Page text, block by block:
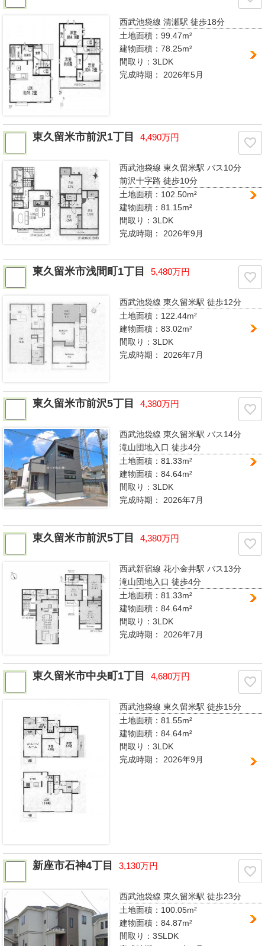
西武池袋線 清瀬駅徒歩18分
土地面積：99.47m²
建物面積：78.25m²
間取り：3LDK
完成時期： 2026年5月
東久留米市前沢1丁目 4,490万円
西武池袋線 東久留米駅バス10分
前沢十字路 徒歩10分
土地面積：102.50m²
建物面積：81.15m²
間取り：3LDK
完成時期： 2026年9月
東久留米市浅間町1丁目 5,480万円
西武池袋線 東久留米駅徒歩12分
土地面積：122.44m²
建物面積：83.02m²
間取り：3LDK
完成時期： 2026年7月
東久留米市前沢5丁目 4,380万円
西武池袋線 東久留米駅バス14分
滝山団地入口 徒歩4分
土地面積：81.33m²
建物面積：84.64m²
間取り：3LDK
完成時期： 2026年7月
東久留米市前沢5丁目 4,380万円
西武新宿線 花小金井駅バス13分
滝山団地入口 徒歩4分
土地面積：81.33m²
建物面積：84.64m²
間取り：3LDK
完成時期： 2026年7月
東久留米市中央町1丁目 4,680万円
西武池袋線 東久留米駅徒歩15分
土地面積：81.55m²
建物面積：84.64m²
間取り：3LDK
完成時期： 2026年9月
新座市石神4丁目 3,130万円
西武池袋線 東久留米駅徒歩23分
土地面積：100.05m²
建物面積：84.87m²
間取り：3SLDK